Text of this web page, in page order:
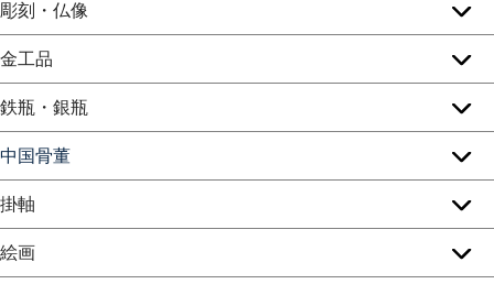
彫刻・仏像
金工品
鉄瓶・銀瓶
中国骨董
掛軸
絵画